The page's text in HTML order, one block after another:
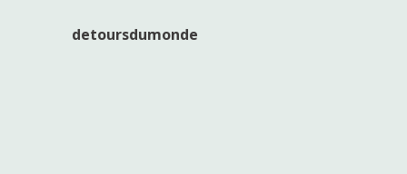
detoursdumonde